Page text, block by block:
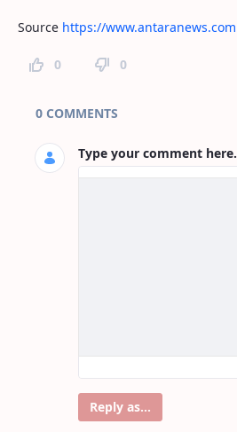
Source https://www.antaranews.com
0 0
Page Comments
0 COMMENTS
Type your comment here.
Reply as...